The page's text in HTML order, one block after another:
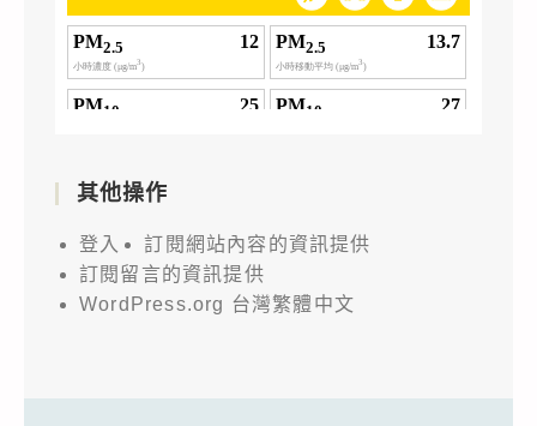
其他操作
登入
訂閱網站內容的資訊提供
訂閱留言的資訊提供
WordPress.org 台灣繁體中文